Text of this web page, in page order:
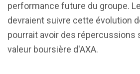
performance future du groupe.
devraient suivre cette évolution
pourrait avoir des répercussions
valeur boursière d'AXA.